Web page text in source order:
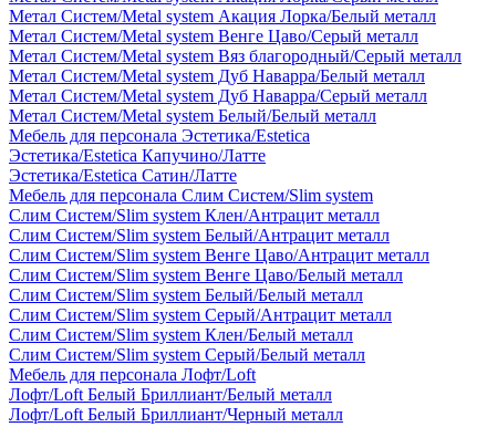
Метал Систем/Metal system Акация Лорка/Белый металл
Метал Систем/Metal system Венге Цаво/Серый металл
Метал Систем/Metal system Вяз благородный/Серый металл
Метал Систем/Metal system Дуб Наварра/Белый металл
Метал Систем/Metal system Дуб Наварра/Серый металл
Метал Систем/Metal system Белый/Белый металл
Мебель для персонала Эстетика/Estetica
Эстетика/Estetica Капучино/Латте
Эстетика/Estetica Сатин/Латте
Мебель для персонала Слим Систем/Slim system
Слим Систем/Slim system Клен/Антрацит металл
Слим Систем/Slim system Белый/Антрацит металл
Слим Систем/Slim system Венге Цаво/Антрацит металл
Слим Систем/Slim system Венге Цаво/Белый металл
Слим Систем/Slim system Белый/Белый металл
Слим Систем/Slim system Серый/Антрацит металл
Слим Систем/Slim system Клен/Белый металл
Слим Систем/Slim system Серый/Белый металл
Мебель для персонала Лофт/Loft
Лофт/Loft Белый Бриллиант/Белый металл
Лофт/Loft Белый Бриллиант/Черный металл